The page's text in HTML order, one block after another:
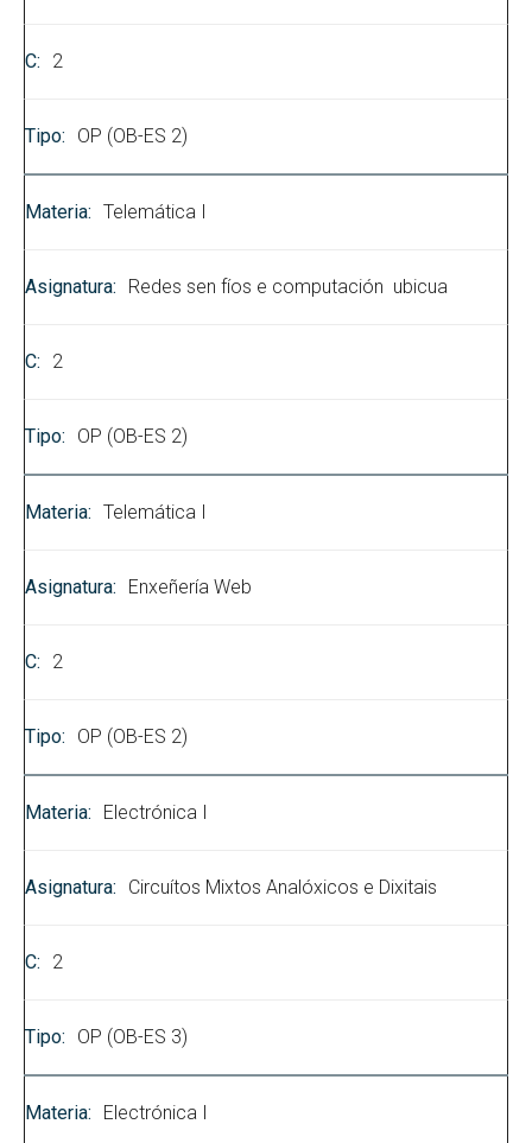
2
OP (OB-ES 2)
Telemática I
Redes sen fíos e computación ubicua
2
OP (OB-ES 2)
Telemática I
Enxeñería Web
2
OP (OB-ES 2)
Electrónica I
Circuítos Mixtos Analóxicos e Dixitais
2
OP (OB-ES 3)
Electrónica I